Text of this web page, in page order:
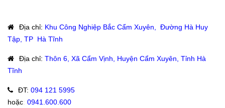
Địa chỉ: Khu Công Nghiệp Bắc Cẩm Xuyên, Đường Hà Huy
Tập, TP Hà Tĩnh
Địa chỉ: Thôn 6, Xã Cẩm Vịnh, Huyện Cẩm Xuyên, Tỉnh Hà
Tĩnh
ĐT: 094 121 5995
hoặc: 0941.600.600